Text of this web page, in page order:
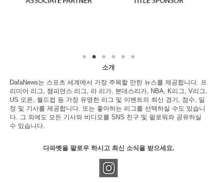
소개
DafaNews는 스포츠 세계에서 가장 주목할 만한 뉴스를 제공합니다. 프
리미어 리그, 챔피언스 리그, 라 리가, 분데스리가, NBA, K리그, V리그,
US 오픈, 월드컵 등 가장 유명한 리그 및 이벤트의 최신 경기, 점수, 일
정 및 기사를 제공합니다. 또는 좋아하는 리그를 선택하실 수도 있습니
다. 그 외에도 모든 기사와 비디오를 SNS 친구 및 팔로워와 공유하실
수 있습니다.
다파벳을 팔로우 하시고 최신 소식을 받으세요.